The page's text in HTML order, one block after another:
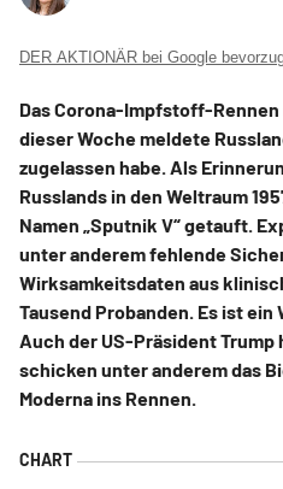
DER AKTIONÄR bei Google
Das Corona-Impfstoff-Rennen
dieser Woche meldete
zugelassen habe. Als
Russlands in den Weltraum
Namen „Sputnik V“ getauft.
unter anderem fehlende
Wirksamkeitsdaten aus
Tausend Probanden. Es ist
Auch der US-Präsident Trump
schicken unter anderem das
Moderna ins Rennen.